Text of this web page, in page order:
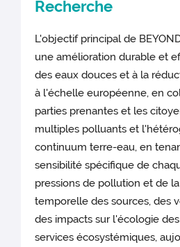
Recherche
L'objectif principal de
une amélioration durable et
des eaux douces et à la
à l'échelle européenne, en
parties prenantes et les
multiples polluants et
continuum terre-eau, en
sensibilité spécifique de
pressions de pollution et de
temporelle des sources, des
des impacts sur l'écologie
services écosystémiques,